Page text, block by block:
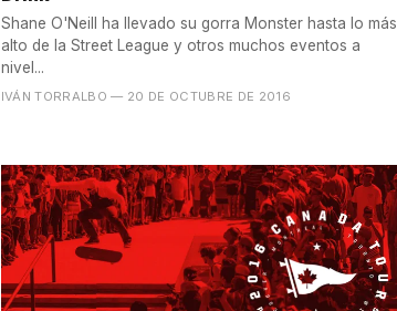
Shane O'Neill ha llevado su gorra Monster hasta lo más
alto de la Street League y otros muchos eventos a
nivel...
IVÁN TORRALBO — 20 DE OCTUBRE DE 2016